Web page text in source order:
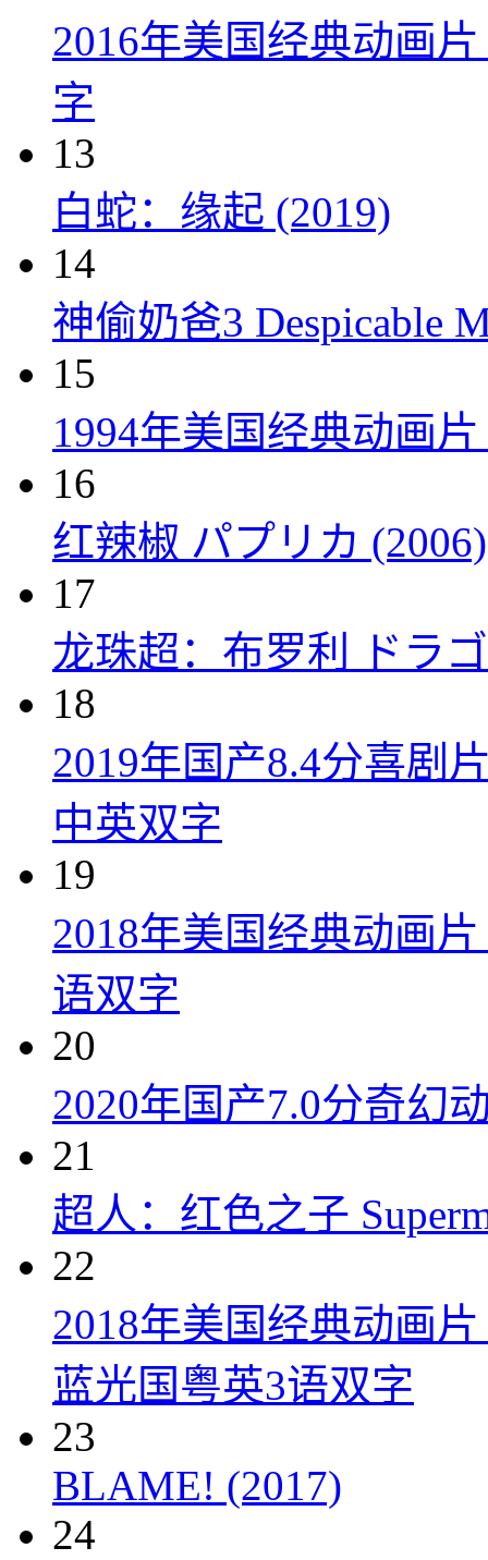
2016年美国经典动画
字
13
白蛇：缘起 (2019)
14
神偷奶爸3 Despicable
15
1994年美国经典动画
16
红辣椒 パプリカ (2006)
17
龙珠超：布罗利 ドラ
18
2019年国产8.4分喜剧
中英双字
19
2018年美国经典动画
语双字
20
2020年国产7.0分奇幻
21
超人：红色之子
22
2018年美国经典动画
蓝光国粤英3语双字
23
BLAME! (2017)
24